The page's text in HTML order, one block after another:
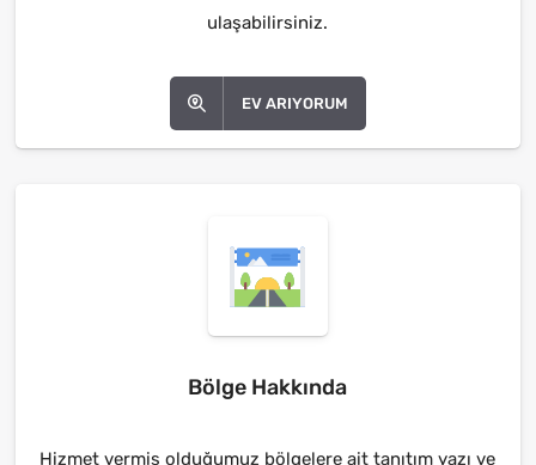
ulaşabilirsiniz.
EV ARIYORUM
Bölge Hakkında
Hizmet vermiş olduğumuz bölgelere ait tanıtım yazı ve